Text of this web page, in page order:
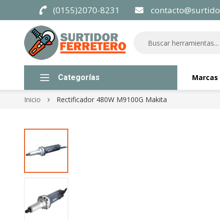
(0155)2070-8231
Categorías Marcas
Inicio Rectificador 480W M9100G Makita
the
of
images
gallery